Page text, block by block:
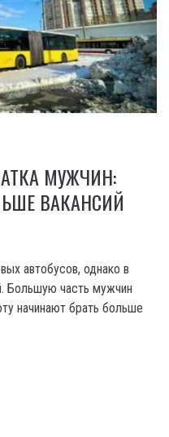
МУЖЧИН:
ВАКАНСИЙ
автобусов, однако в
Большую часть мужчин
начинают брать больше